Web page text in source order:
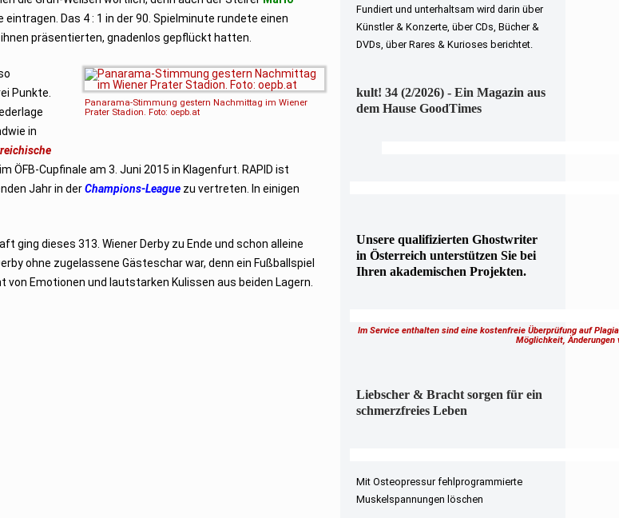
Das 4 : 1 in der 90. Spielminute rundete einen
präsentierten, gnadenlos gepflückt hatten.
Panarama-Stimmung gestern Nachmittag im Wiener
Prater Stadion. Foto: oepb.at
Punkte.
in
ÖFB-Cupfinale am 3. Juni 2015 in Klagenfurt. RAPID ist
Jahr in derChampions-League zu vertreten. In einigen
ging dieses 313. Wiener Derby zu Ende und schon alleine
ohne zugelassene Gästeschar war, denn ein Fußballspiel
Emotionen und lautstarken Kulissen aus beiden Lagern.
Fundiert und unterhaltsam wird darin über
Künstler & Konzerte, über CDs, Bücher &
DVDs, über Rares & Kurioses berichtet.
kult! 34 (2/2026) - Ein Magazin aus
dem Hause GoodTimes
Unsere qualifizierten Ghostwriter
in Österreich unterstützen Sie bei
Ihren akademischen Projekten.
Im Service enthalten sind eine kostenfreie Überprüfung auf
Möglichkeit,
Liebscher & Bracht sorgen für ein
schmerzfreies Leben
Mit Osteopressur fehlprogrammierte
Muskelspannungen löschen